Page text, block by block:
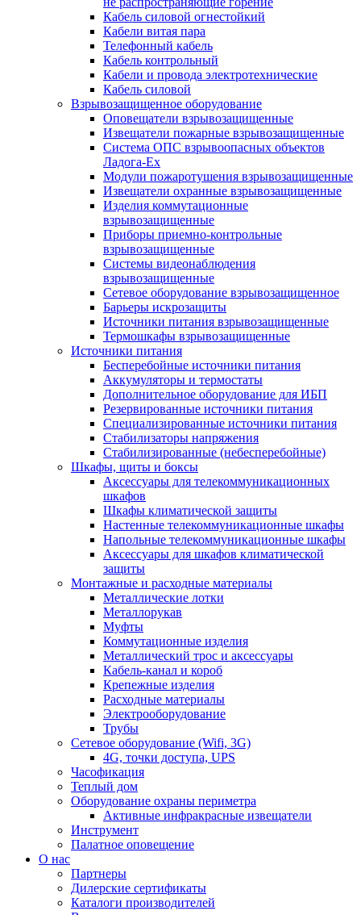
Кабель силовой огнестойкий
Кабели витая пара
Телефонный кабель
Кабель контрольный
Кабели и провода электротехнические
Кабель силовой
Взрывозащищенное оборудование
Оповещатели взрывозащищенные
Извещатели пожарные взрывозащищенные
Система ОПС взрывоопасных объектов
Ладога-Ex
Модули пожаротушения взрывозащищенные
Извещатели охранные взрывозащищенные
Изделия коммутационные
взрывозащищенные
Приборы приемно-контрольные
взрывозащищенные
Системы видеонаблюдения
взрывозащищенные
Сетевое оборудование взрывозащищенное
Барьеры искрозащиты
Источники питания взрывозащищенные
Термошкафы взрывозащищенные
Источники питания
Бесперебойные источники питания
Аккумуляторы и термостаты
Дополнительное оборудование для ИБП
Резервированные источники питания
Специализированные источники питания
Стабилизаторы напряжения
Стабилизированные (небесперебойные)
Шкафы, щиты и боксы
Аксессуары для телекоммуникационных
шкафов
Шкафы климатической защиты
Настенные телекоммуникационные шкафы
Напольные телекоммуникационные шкафы
Аксессуары для шкафов климатической
защиты
Монтажные и расходные материалы
Металлические лотки
Металлорукав
Муфты
Коммутационные изделия
Металлический трос и аксессуары
Кабель-канал и короб
Крепежные изделия
Расходные материалы
Электрооборудование
Трубы
Сетевое оборудование (Wifi, 3G)
4G, точки доступа, UPS
Часофикация
Теплый дом
Оборудование охраны периметра
Активные инфракрасные извещатели
Инструмент
Палатное оповещение
О нас
Партнеры
Дилерские сертификаты
Каталоги производителей